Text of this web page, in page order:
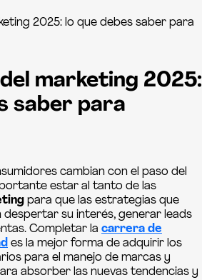
2025: lo que debes saber para
marketing 2025:
saber para
cambian con el paso del
estar al tanto de las
para que las estrategias que
despertar su interés, generar leads
Completar la carrera de
es la mejor forma de adquirir los
para el manejo de marcas y
absorber las nuevas tendencias y